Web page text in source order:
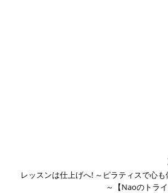
レッスンは仕上げへ! ～ピラティスで心
～【Naoのトライ